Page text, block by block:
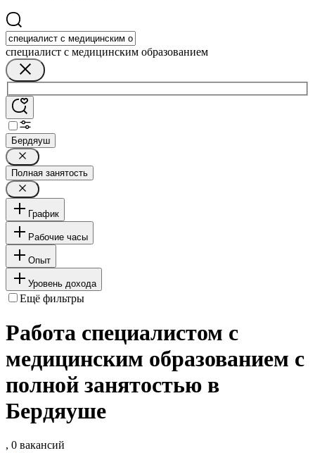
специалист с медицинским образованием
Бердяуш
Полная занятость
График
Рабочие часы
Опыт
Уровень дохода
Ещё фильтры
Работа специалистом с
медицинским образованием с
полной занятостью в
Бердяуше
, 0 вакансий